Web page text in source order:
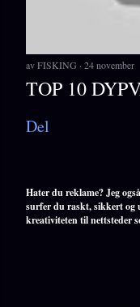
avFISKING 24 november
TOP 10
Del
Hater du reklame? Jeg
surfer du raskt, sikkert og
kreativiteten til nettsteder